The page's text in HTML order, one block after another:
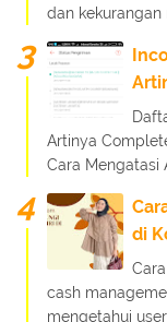
dan kekurangan
Artinya
Cara Mengatasi
di
cash
mengetahui